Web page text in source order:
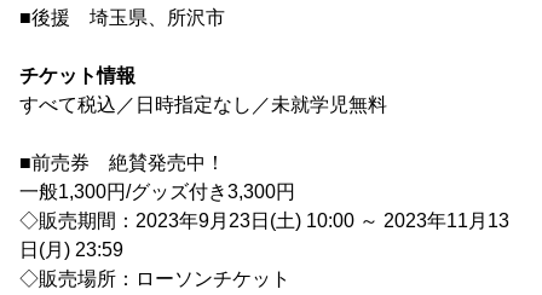
■後援 埼玉県、所沢市
チケット情報
すべて税込／日時指定なし／未就学児無料
■前売券 絶賛発売中！
一般1,300円/グッズ付き3,300円
◇販売期間：2023年9月23日(土) 10:00 ～ 2023年11月13
日(月) 23:59
◇販売場所：ローソンチケット